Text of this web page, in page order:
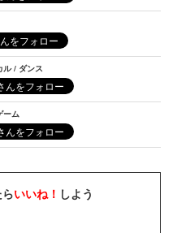
ル / ダンス
ーム
いいね！ しよう